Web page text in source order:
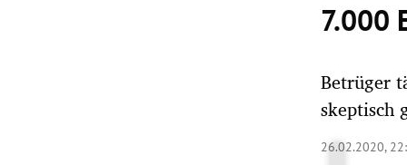
7.000
Betrüger
skeptisch
26.02.2020,